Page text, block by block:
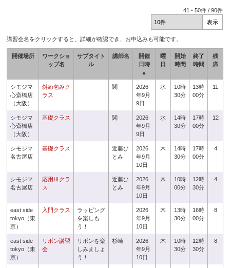
41 -50件 /90件
講習会名をクリックすると、詳細が確認でき、お申込みも可能です。
開催場所
ワークショ
ップ名
サブタイト
ル
講師名
開催
日時
▲
曜
日
開始
時間
終了
時間
残
席
シモジマ
心斎橋店
（大阪）
斜め包みク
ラス
関
2026
年9月
9日
水
10時
30分
13時
00分
11
シモジマ
心斎橋店
（大阪）
基礎クラス 関
2026
年9月
9日
水
14時
30分
17時
00分
12
シモジマ
名古屋店
基礎クラス
近藤ひ
とみ
2026
年9月
10日
木
14時
30分
17時
00分
4
シモジマ
名古屋店
応用Ⅲクラ
ス
近藤ひ
とみ
2026
年9月
10日
木
10時
00分
12時
30分
4
east side
tokyo（東
京）
入門クラス
ラッピング
を楽しも
う！
2026
年9月
10日
木
13時
30分
16時
00分
8
east side
tokyo（東
京）
リボン講習
会
リボンを楽
しみましょ
う！
杉崎
2026
年9月
10日
木
10時
30分
12時
30分
8